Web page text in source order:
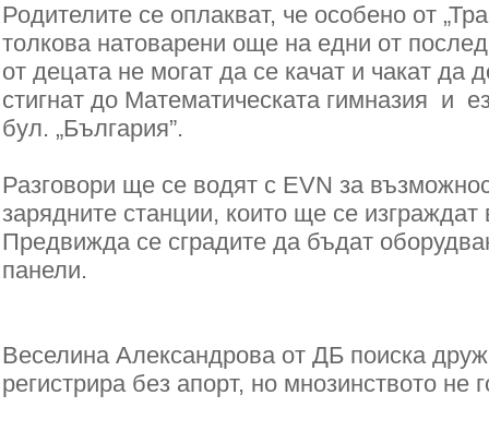
Родителите се оплакват, че особено от
толкова натоварени още на едни от
от децата не могат да се качат и чакат да
стигнат до Математическата гимназия и
бул. „България”.
Разговори ще се водят с EVN за
зарядните станции, които ще се изграждат
Предвижда се сградите да бъдат
панели.
Веселина Александрова от ДБ поиска
регистрира без апорт, но мнозинството не